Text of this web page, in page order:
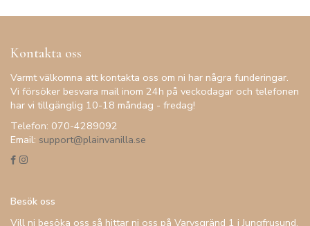
Kontakta oss
Varmt välkomna att kontakta oss om ni har några funderingar.
Vi försöker besvara mail inom 24h på veckodagar och telefonen
har vi tillgänglig 10-18 måndag - fredag!
Telefon: 070-4289092
Email: support@plainvanilla.se
Besök oss
Vill ni besöka oss så hittar ni oss på Varvsgränd 1 i Jungfrusund,